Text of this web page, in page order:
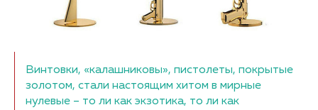
Винтовки, «калашниковы», пистолеты, покрытые
золотом, стали настоящим хитом в мирные
нулевые – то ли как экзотика, то ли как